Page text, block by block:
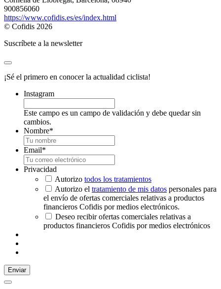
900856060
https://www.cofidis.es/es/index.html
© Cofidis 2026
Suscríbete a la newsletter
¡Sé el primero en conocer la actualidad ciclista!
Instagram
Este campo es un campo de validación y debe quedar sin
cambios.
Nombre*
Email*
Privacidad
Autorizo todos los tratamientos
Autorizo el tratamiento de mis datos personales para
el envío de ofertas comerciales relativas a productos
financieros Cofidis por medios electrónicos.
Deseo recibir ofertas comerciales relativas a
productos financieros Cofidis por medios electrónicos
Enviar